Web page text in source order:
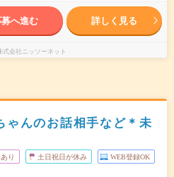
へ進む 詳しく見る
式会社ニッソーネット
ゃんのお話相手など＊未
り 土日祝日が休み WEB登録OK